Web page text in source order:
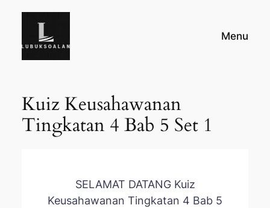
Menu
Kuiz Keusahawanan
Tingkatan 4 Bab 5 Set 1
SELAMAT DATANG Kuiz
Keusahawanan Tingkatan 4 Bab 5